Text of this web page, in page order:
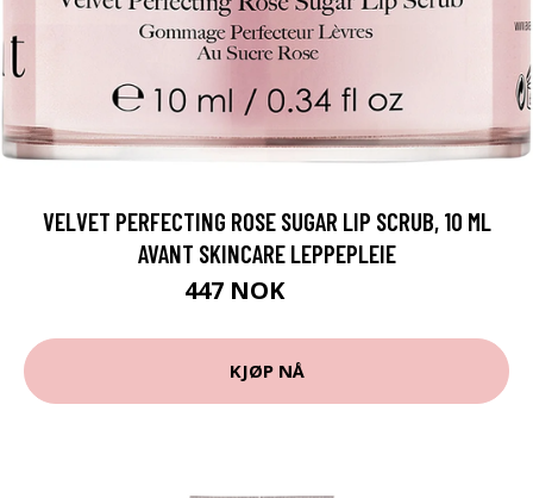
VELVET PERFECTING ROSE SUGAR LIP SCRUB, 10 ML
AVANT SKINCARE LEPPEPLEIE
447 NOK
KJØP NÅ